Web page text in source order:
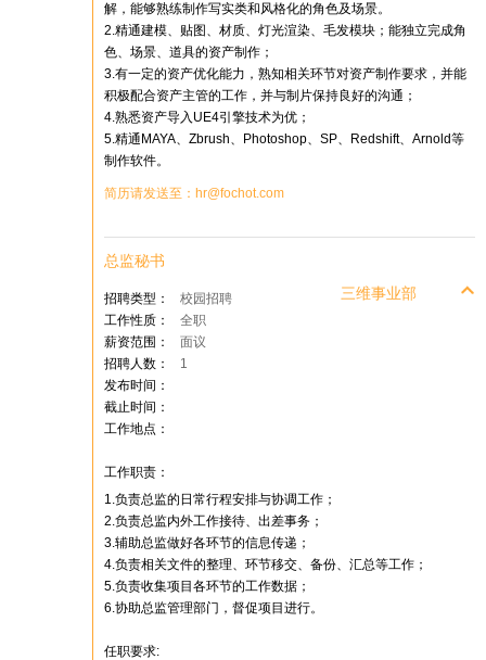
解，能够熟练制作写实类和风格化的角色及场景。
2.精通建模、贴图、材质、灯光渲染、毛发模块；能独立完成角
色、场景、道具的资产制作；
3.有一定的资产优化能力，熟知相关环节对资产制作要求，并能
积极配合资产主管的工作，并与制片保持良好的沟通；
4.熟悉资产导入UE4引擎技术为优；
5.精通MAYA、Zbrush、Photoshop、SP、Redshift、Arnold等
制作软件。
简历请发送至：hr@fochot.com
总监秘书
三维事业部
招聘类型：
校园招聘
工作性质：
全职
薪资范围：
面议
招聘人数：
1
发布时间：
截止时间：
工作地点：
工作职责：
1.负责总监的日常行程安排与协调工作；
2.负责总监内外工作接待、出差事务；
3.辅助总监做好各环节的信息传递；
4.负责相关文件的整理、环节移交、备份、汇总等工作；
5.负责收集项目各环节的工作数据；
6.协助总监管理部门，督促项目进行。
任职要求: